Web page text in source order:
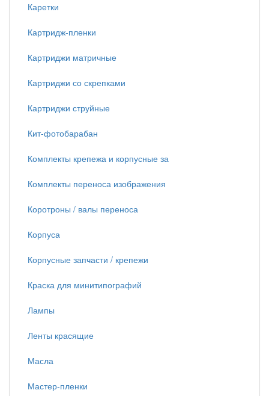
Каретки
Картридж-пленки
Картриджи матричные
Картриджи со скрепками
Картриджи струйные
Кит-фотобарабан
Комплекты крепежа и корпусные за
Комплекты переноса изображения
Коротроны / валы переноса
Корпуса
Корпусные запчасти / крепежи
Краска для минитипографий
Лампы
Ленты красящие
Масла
Мастер-пленки